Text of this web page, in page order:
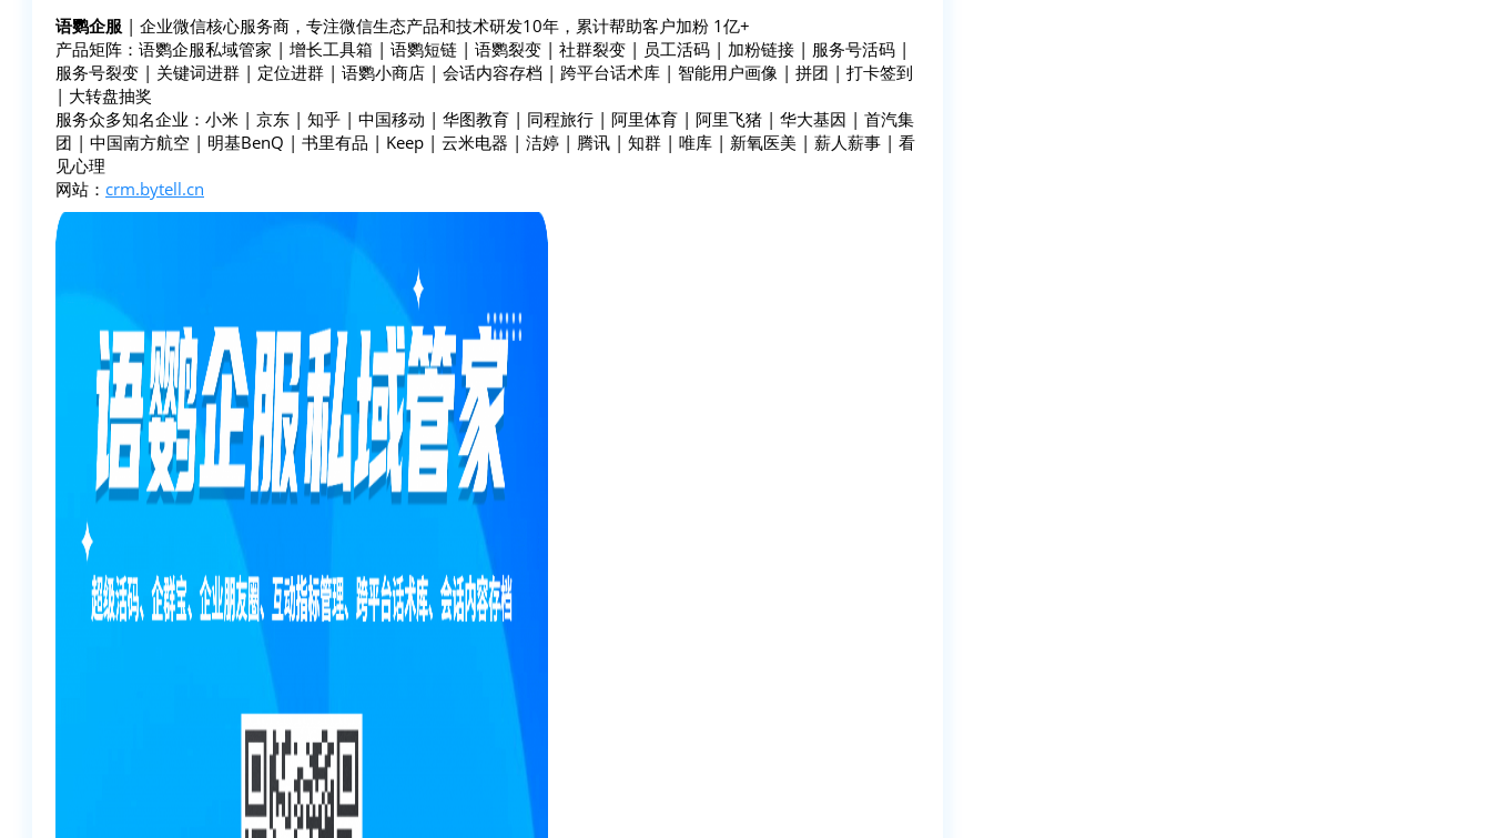
语鹦企服 | 企业微信核心服务商，专注微信生态产品和技术研发10年，累计帮助客户加粉 1亿+
产品矩阵：语鹦企服私域管家 | 增长工具箱 | 语鹦短链 | 语鹦裂变 | 社群裂变 | 员工活码 | 加粉链接 | 服务号活码 |
服务号裂变 | 关键词进群 | 定位进群 | 语鹦小商店 | 会话内容存档 | 跨平台话术库 | 智能用户画像 | 拼团 | 打卡签到
| 大转盘抽奖
服务众多知名企业：小米 | 京东 | 知乎 | 中国移动 | 华图教育 | 同程旅行 | 阿里体育 | 阿里飞猪 | 华大基因 | 首汽集
团 | 中国南方航空 | 明基BenQ | 书里有品 | Keep | 云米电器 | 洁婷 | 腾讯 | 知群 | 唯库 | 新氧医美 | 薪人薪事 | 看
见心理
网站： crm.bytell.cn